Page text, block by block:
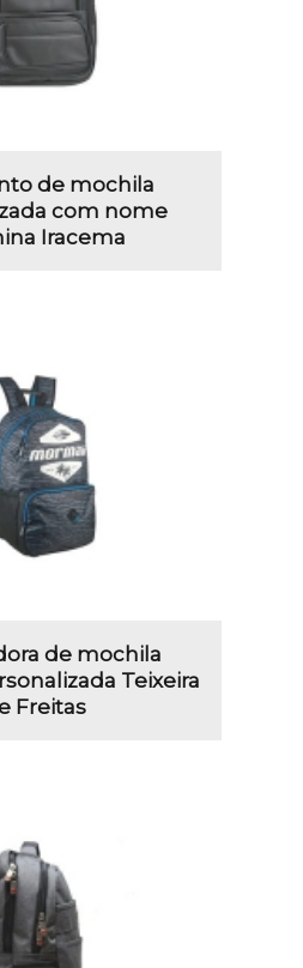
de mochila
com nome
Iracema
de mochila
Teixeira
Freitas